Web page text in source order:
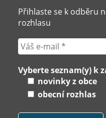
Přihlaste se k odběru
rozhlasu
Vyberte seznam(y) k
novinky z obce
obecní rozhlas